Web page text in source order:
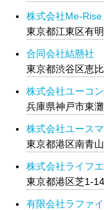
株式会社Me-Rise
東京都江東区有
合同会社結懸社
東京都渋谷区恵
株式会社ユーコ
兵庫県神戸市東
株式会社ユース
東京都港区南青
株式会社ライフ
東京都港区芝1-
有限会社ラファ